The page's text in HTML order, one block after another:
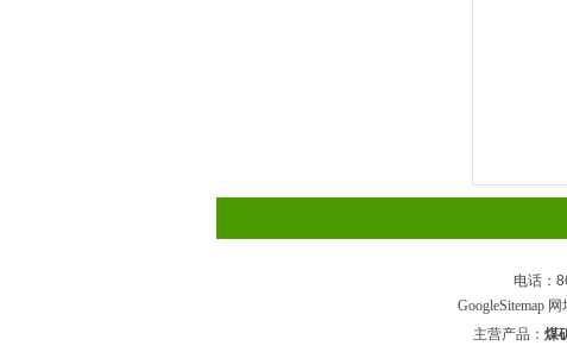
电话：
GoogleSitemap网
主营产品： 煤